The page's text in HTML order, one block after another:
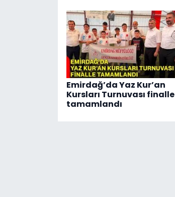
Emirdağ’da Yaz Kur’an
Kursları Turnuvası finalle
tamamlandı